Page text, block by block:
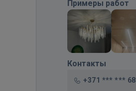
Примеры работ
Контакты
+371 *** *** 68